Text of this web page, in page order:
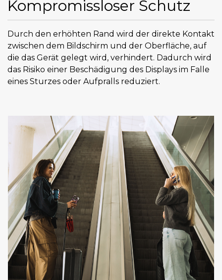
Kompromissloser Schutz
Durch den erhöhten Rand wird der direkte Kontakt
zwischen dem Bildschirm und der Oberfläche, auf
die das Gerät gelegt wird, verhindert. Dadurch wird
das Risiko einer Beschädigung des Displays im Falle
eines Sturzes oder Aufpralls reduziert.